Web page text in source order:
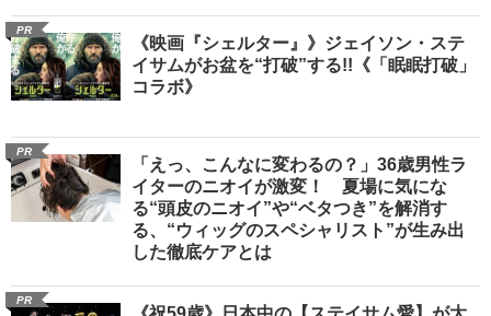
PR
《映画『シェルター』》ジェイソン・ステ
イサムがお盆を“打破”する!!《「眠眠打破」
コラボ》
PR
「えっ、こんなに変わるの？」36歳男性ラ
イターのニオイが激変！ 夏場に気にな
る“頭皮のニオイ”や“ベタつき”を解消す
る、“ウィッグのスペシャリスト”が生み出
した徹底ケアとは
PR